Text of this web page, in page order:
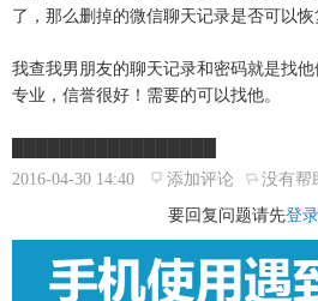
了，那么删掉的微信聊天记录是否可以恢
我查我男朋友的聊天记录和密码就是找他
专业，信誉很好！需要的可以找他。
2016-04-30 14:40
添加评论
没有帮
要回复问题请先登录